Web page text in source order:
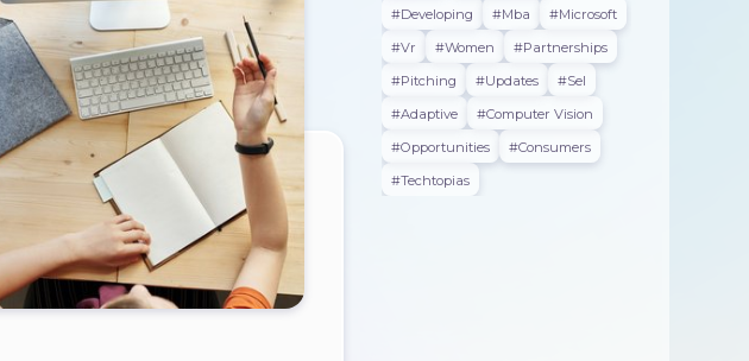
#developing
#mba
#microsoft
#vr
#women
#partnerships
#pitching
#updates
#sel
#adaptive
#Computer Vision
#opportunities
#consumers
#techtopias